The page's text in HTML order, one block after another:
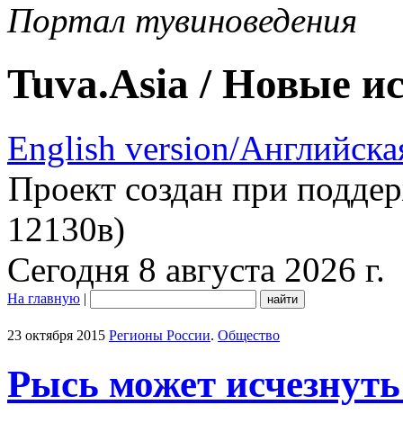
Портал тувиноведения
Tuva.Asia / Новые
English version/
Проект создан при
12130в)
Сегодня 8 августа 2026 г.
На главную |
23 октября 2015 Регионы России. Общество
Рысь может